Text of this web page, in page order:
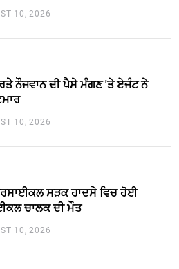
10, 2026
ਨੌਜਵਾਨ ਦੀ ਪੈਸੇ ਮੰਗਣ 'ਤੇ ਏਜੰਟ ਨੇ
10, 2026
ਸੜਕ ਹਾਦਸੇ ਵਿਚ ਹੋਈ
ਚਾਲਕ ਦੀ ਮੌਤ
10, 2026